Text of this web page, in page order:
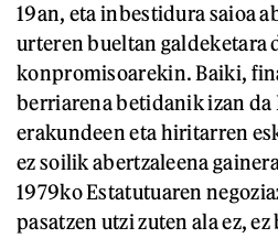
19an, eta inbestidura saioa
urteren bueltan galdeketara
konpromisoarekin. Baiki,
berriarena betidanik izan
erakundeen eta hiritarren
ez soilik abertzaleena
1979ko Estatutuaren
pasatzen utzi zuten ala ez,